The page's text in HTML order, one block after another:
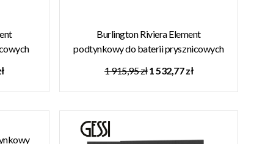
Burlington Riviera Element
podtynkowy do baterii prysznicowych
1 915,95 zł1 532,77 zł